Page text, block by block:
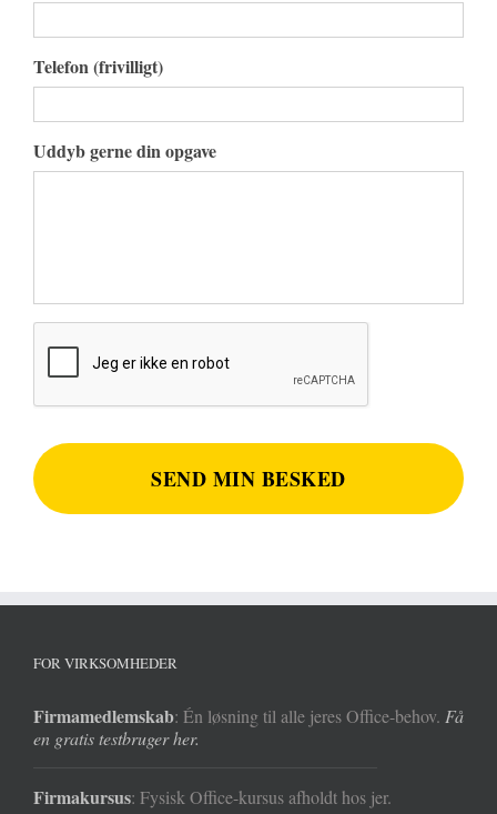
Telefon (frivilligt)
Uddyb gerne din opgave
CAPTCHA
FOR VIRKSOMHEDER
Firmamedlemskab: Én løsning til alle jeres Office-behov. Få
en gratis testbruger her.
Firmakursus: Fysisk Office-kursus afholdt hos jer.